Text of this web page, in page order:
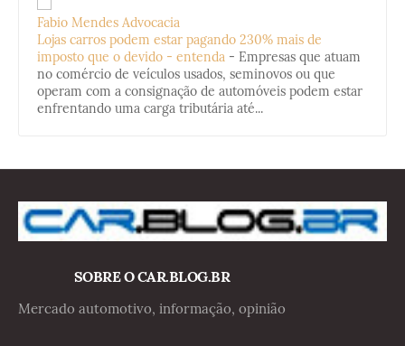
Fabio Mendes Advocacia
Lojas carros podem estar pagando 230% mais de
imposto que o devido - entenda - Empresas que atuam
no comércio de veículos usados, seminovos ou que
operam com a consignação de automóveis podem estar
enfrentando uma carga tributária até...
SOBRE O CAR.BLOG.BR
Mercado automotivo, informação, opinião